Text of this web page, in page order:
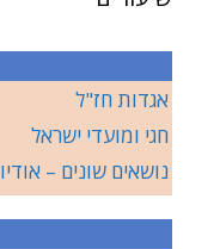
אגדות חז"ל
חגי ומועדי ישראל
נושאים שונים – אודיו